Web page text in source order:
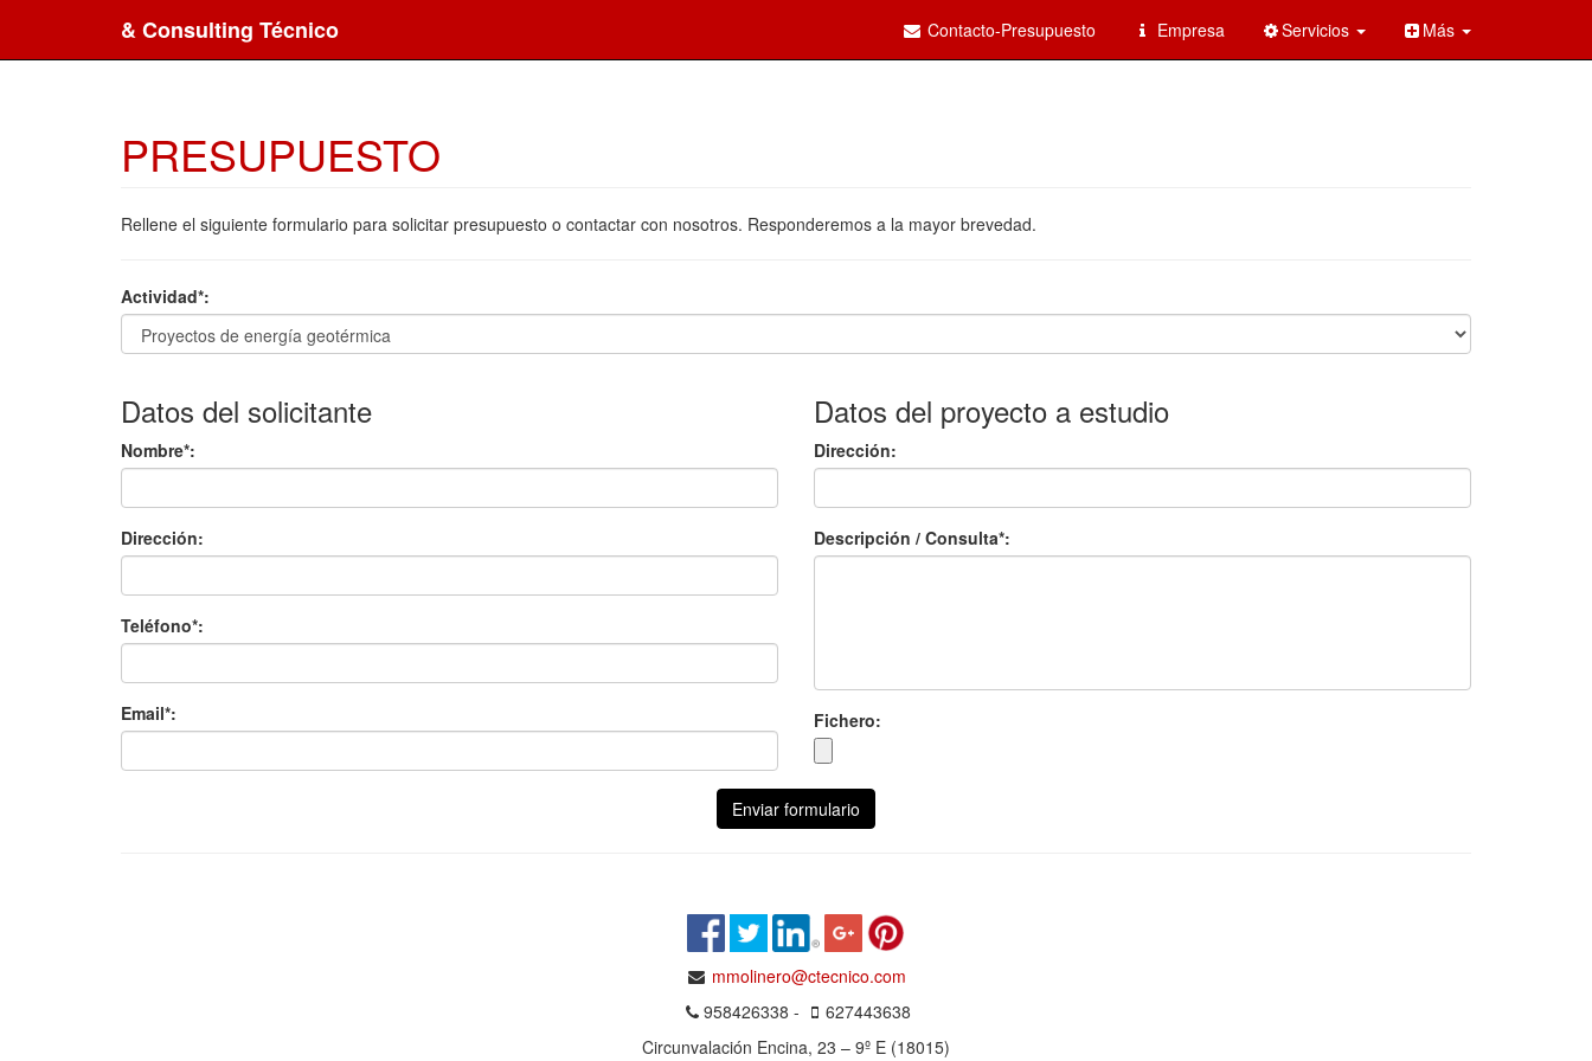
& Consulting Técnico Contacto-Presupuesto Empresa Servicios Más
PRESUPUESTO
Rellene el siguiente formulario para solicitar presupuesto o contactar con nosotros. Responderemos a la mayor brevedad.
Actividad*:
Datos del solicitante
Nombre*:
Dirección:
Teléfono*:
Email*:
Datos del proyecto a estudio
Dirección:
Descripción / Consulta*:
Fichero:
Enviar formulario
mmolinero@ctecnico.com
958426338 -
627443638
Circunvalación Encina, 23 – 9º E (18015)